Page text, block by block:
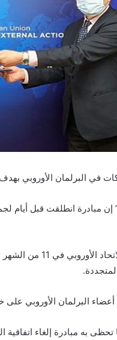
في البرلمان الأوروبي بهدف
مبادرة انطلقت قبل أيام
ويتعلق الأمر
البرلمان الأوروبي
به مبادرة إلغاء